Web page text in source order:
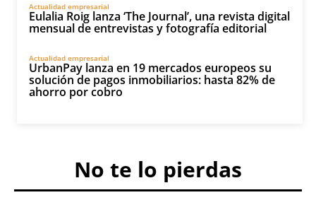
Actualidad empresarial
Eulalia Roig lanza ‘The Journal’, una revista digital
mensual de entrevistas y fotografía editorial
Actualidad empresarial
UrbanPay lanza en 19 mercados europeos su
solución de pagos inmobiliarios: hasta 82% de
ahorro por cobro
No te lo pierdas